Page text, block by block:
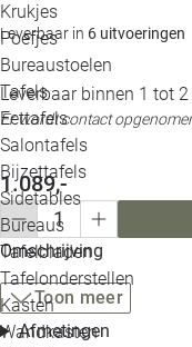
Krukjes
Poefjes
Bureaustoelen
Tafels
Eettafels
Salontafels
Bijzettafels
Sidetables
Bureaus
Tafelbladen
Tafelonderstellen
Kasten
Wandkasten
Leverbaar in 6 uitvoeringen
Leverbaar binnen 1 tot 2
Er wordt contact
1.089,-
Omschrijving
Toon meer
Afmetingen